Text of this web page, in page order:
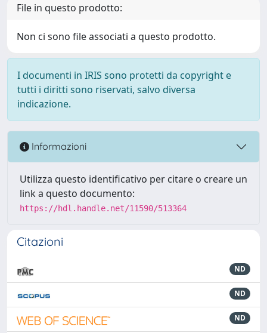
File in questo prodotto:
Non ci sono file associati a questo prodotto.
I documenti in IRIS sono protetti da copyright e
tutti i diritti sono riservati, salvo diversa
indicazione.
Informazioni
Utilizza questo identificativo per citare o creare un
link a questo documento:
https://hdl.handle.net/11590/513364
Citazioni
ND
ND
ND